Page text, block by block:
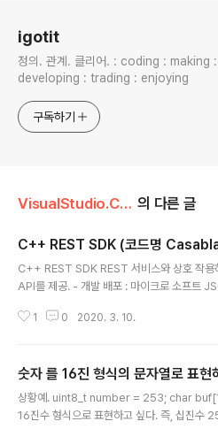
igotit
정의. 관계. 클리어. : coding : making : creating :
developing : trading : enjoying
구독하기
VisualStudio.C++.C#/코딩팁,함수활용,단편 의 다른 글
C++ REST SDK (코드명
C++ REST SDK REST 서비스와 상호 작용
API를 제공. - 개발 배포 : 마이크로 소프트
리디렉션 수신기를 포함하여 OAuth 1 및 2
플랫폼, Linux, OSX, Android 및 iOS를 지
ps://github.com/Microsoft/
1 0 2020. 3. 10.
숫자 를 16진 형식의 문자열로 표현
상황예. uint8_t number = 253; char
16진수 형식으로 표현하고 싶다. 즉, 십진수